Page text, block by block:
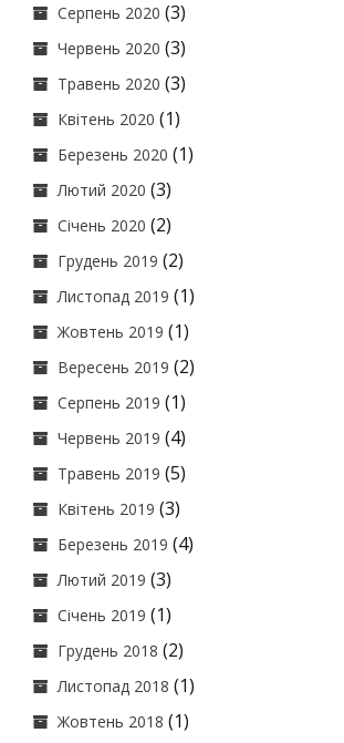
Серпень 2020 (3)
Червень 2020 (3)
Травень 2020 (3)
Квітень 2020 (1)
Березень 2020 (1)
Лютий 2020 (3)
Січень 2020 (2)
Грудень 2019 (2)
Листопад 2019 (1)
Жовтень 2019 (1)
Вересень 2019 (2)
Серпень 2019 (1)
Червень 2019 (4)
Травень 2019 (5)
Квітень 2019 (3)
Березень 2019 (4)
Лютий 2019 (3)
Січень 2019 (1)
Грудень 2018 (2)
Листопад 2018 (1)
Жовтень 2018 (1)